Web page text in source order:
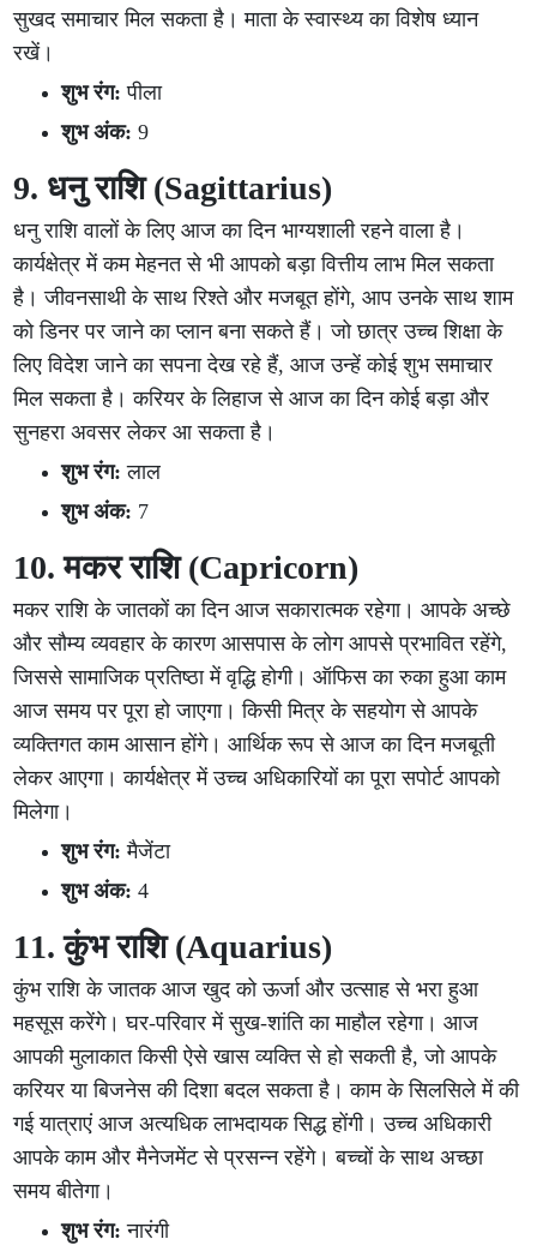
सुखद समाचार मिल सकता है। माता के स्वास्थ्य का विशेष ध्यान
रखें।
शुभ रंग: पीला
शुभ अंक: 9
9. धनु राशि (Sagittarius)
धनु राशि वालों के लिए आज का दिन भाग्यशाली रहने वाला है।
कार्यक्षेत्र में कम मेहनत से भी आपको बड़ा वित्तीय लाभ मिल सकता
है। जीवनसाथी के साथ रिश्ते और मजबूत होंगे, आप उनके साथ शाम
को डिनर पर जाने का प्लान बना सकते हैं। जो छात्र उच्च शिक्षा के
लिए विदेश जाने का सपना देख रहे हैं, आज उन्हें कोई शुभ समाचार
मिल सकता है। करियर के लिहाज से आज का दिन कोई बड़ा और
सुनहरा अवसर लेकर आ सकता है।
शुभ रंग: लाल
शुभ अंक: 7
10. मकर राशि (Capricorn)
मकर राशि के जातकों का दिन आज सकारात्मक रहेगा। आपके अच्छे
और सौम्य व्यवहार के कारण आसपास के लोग आपसे प्रभावित रहेंगे,
जिससे सामाजिक प्रतिष्ठा में वृद्धि होगी। ऑफिस का रुका हुआ काम
आज समय पर पूरा हो जाएगा। किसी मित्र के सहयोग से आपके
व्यक्तिगत काम आसान होंगे। आर्थिक रूप से आज का दिन मजबूती
लेकर आएगा। कार्यक्षेत्र में उच्च अधिकारियों का पूरा सपोर्ट आपको
मिलेगा।
शुभ रंग: मैजेंटा
शुभ अंक: 4
11. कुंभ राशि (Aquarius)
कुंभ राशि के जातक आज खुद को ऊर्जा और उत्साह से भरा हुआ
महसूस करेंगे। घर-परिवार में सुख-शांति का माहौल रहेगा। आज
आपकी मुलाकात किसी ऐसे खास व्यक्ति से हो सकती है, जो आपके
करियर या बिजनेस की दिशा बदल सकता है। काम के सिलसिले में की
गई यात्राएं आज अत्यधिक लाभदायक सिद्ध होंगी। उच्च अधिकारी
आपके काम और मैनेजमेंट से प्रसन्न रहेंगे। बच्चों के साथ अच्छा
समय बीतेगा।
शुभ रंग: नारंगी